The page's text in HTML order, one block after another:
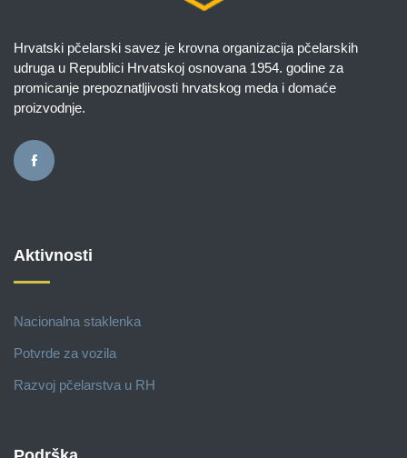
Hrvatski pčelarski savez je krovna organizacija pčelarskih
udruga u Republici Hrvatskoj osnovana 1954. godine za
promicanje prepoznatljivosti hrvatskog meda i domaće
proizvodnje.
Aktivnosti
Nacionalna staklenka
Potvrde za vozila
Razvoj pčelarstva u RH